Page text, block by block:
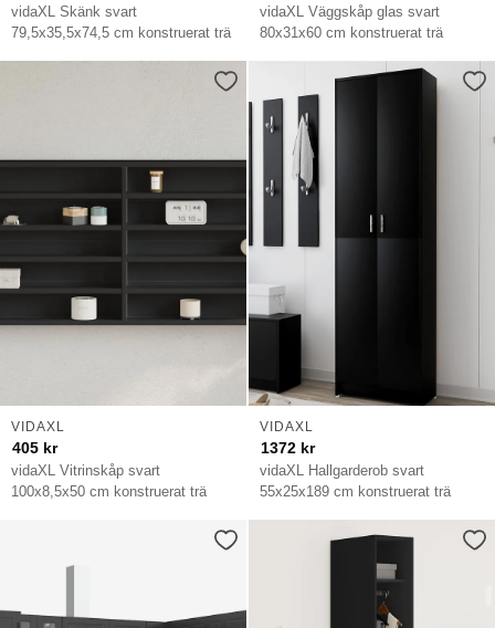
vidaXL Skänk svart
79,5x35,5x74,5 cm konstruerat trä
vidaXL Väggskåp glas svart
80x31x60 cm konstruerat trä
vidaXL Vitrinskåp svart
100x8,5x50 cm konstruerat trä
VIDAXL
405 kr
vidaXL Hallgarderob svart
55x25x189 cm konstruerat trä
VIDAXL
1372 kr